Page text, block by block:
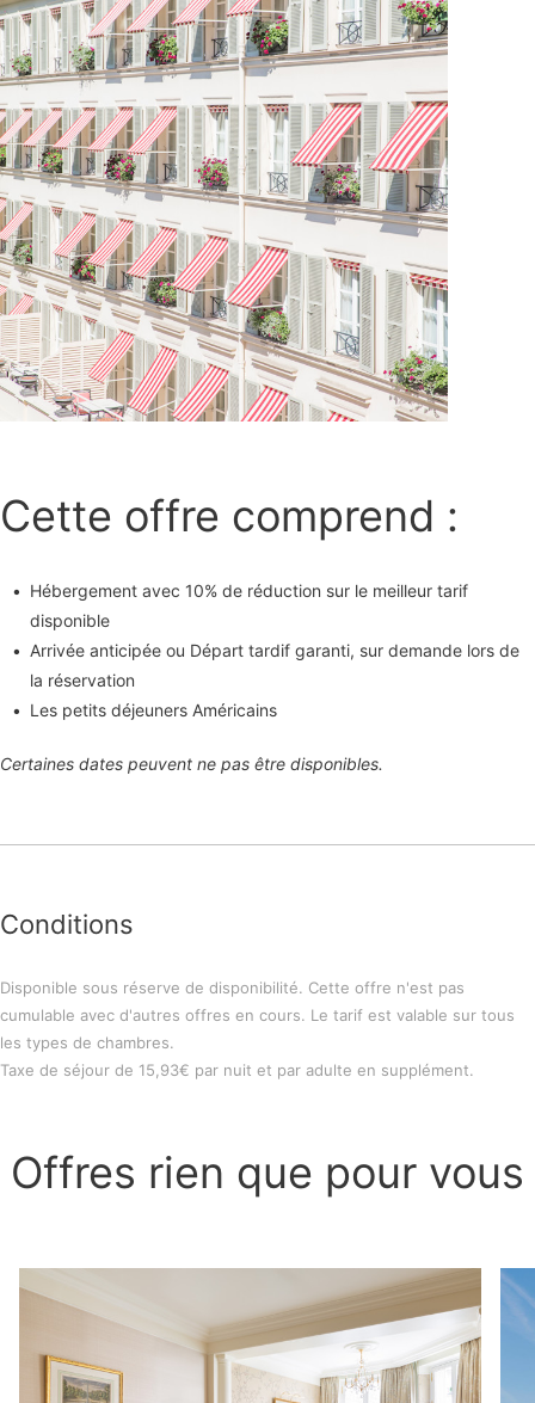
Cette offre comprend :
Hébergement avec 10% de réduction sur le meilleur tarif
disponible
Arrivée anticipée ou Départ tardif garanti, sur demande lors de
la réservation
Les petits déjeuners Américains
Certaines dates peuvent ne pas être disponibles.
Conditions
Disponible sous réserve de disponibilité. Cette offre n'est pas
cumulable avec d'autres offres en cours. Le tarif est valable sur tous
les types de chambres.
Offres rien que pour vous